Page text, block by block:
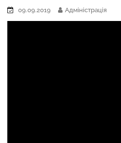
09.09.2019 Адміністрація